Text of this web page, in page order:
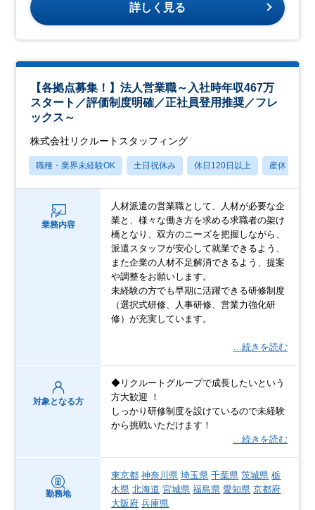
詳しく見る
【各拠点募集！】法人営業職～入社時年収467万
スタート／評価制度明確／正社員登用推奨／フレ
ックス～
株式会社リクルートスタッフィング
職種・業界未経験OK 土日祝休み 休日120日以上 産休・育休
業務内容
人材派遣の営業職として、人材が必要な企
業と、様々な働き方を求める求職者の架け
橋となり、双方のニーズを把握しながら、
派遣スタッフが安心して就業できるよう、
また企業の人材不足解消できるよう、提案
や調整をお願いします。
未経験の方でも早期に活躍できる研修制度
（選択式研修、人事研修、営業力強化研
修）が充実しています。
…続きを読む
対象となる方
◆リクルートグループで成長したいという
方大歓迎 ！
しっかり研修制度を設けているので未経験
から挑戦いただけます！
…続きを読む
勤務地
東京都 神奈川県 埼玉県 千葉県 茨城県 栃
木県 北海道 宮城県 福島県 愛知県 京都府
大阪府 兵庫県